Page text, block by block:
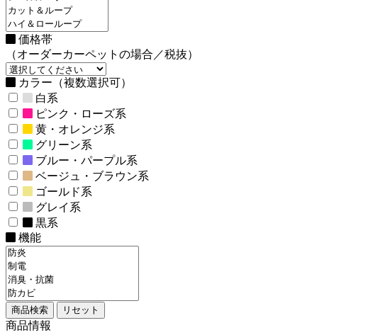
価格帯
（オーダーカーペットの場合／税抜）
カラー（複数選択可）
白系
ピンク・ローズ系
黄・オレンジ系
グリーン系
ブルー・パープル系
ベージュ・ブラウン系
ゴールド系
グレイ系
黒系
機能
商品情報